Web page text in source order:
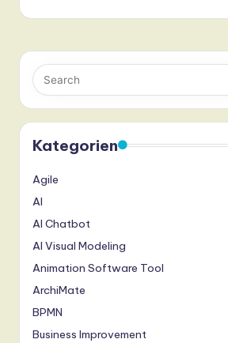
Kategorien
Agile
AI
AI Chatbot
AI Visual Modeling
Animation Software Tool
ArchiMate
BPMN
Business Improvement